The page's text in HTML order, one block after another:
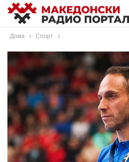
Дома Спорт